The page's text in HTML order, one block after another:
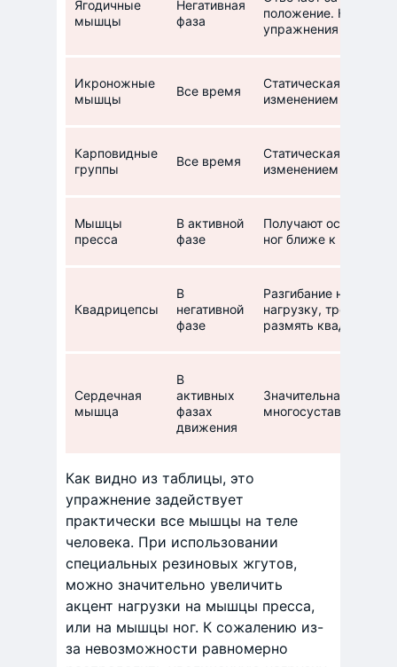
Ягодичные
мышцы
Негативная
фаза
положение.
упражнения и
Икроножные
мышцы
Все время
Статическая
изменением в виду
Карповидные
группы
Все время
Статическая
изменением в виду
Мышцы
пресса
В активной
фазе
Получают основную
ног ближе к корпусу
Квадрицепсы
В
негативной
фазе
Разгибание ноги с
нагрузку, тренирует
размять
Сердечная
мышца
В
активных
фазах
движения
Значительная
многосуставностью
Как видно из таблицы, это
упражнение задействует
практически все мышцы на теле
человека. При использовании
специальных резиновых жгутов,
можно значительно увеличить
акцент нагрузки на мышцы пресса,
или на мышцы ног. К сожалению из-
за невозможности равномерно